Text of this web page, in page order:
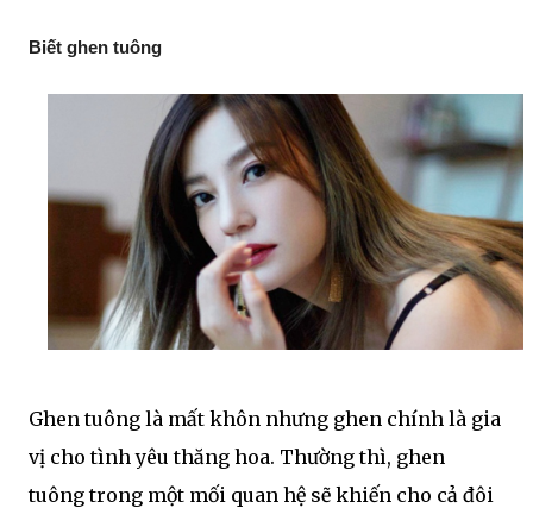
Biết ghen tuông
Ghen tuông là mất khôn nhưng ghen chính là gia
vị cho tình yêu thăng hoa. Thường thì, ghen
tuông trong một mối quan hệ sẽ khiến cho cả đôi